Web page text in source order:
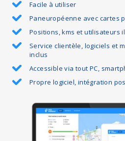
Facile à utiliser
Paneuropéenne avec cartes
Positions, kms et utilisateurs
Service clientèle, logiciels et
inclus
Accessible via tout PC,
Propre logiciel, intégration